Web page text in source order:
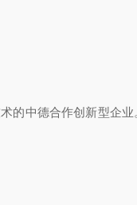
中德合作创新型企业